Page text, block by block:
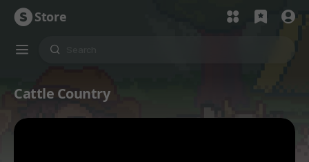
Store
Cattle Country